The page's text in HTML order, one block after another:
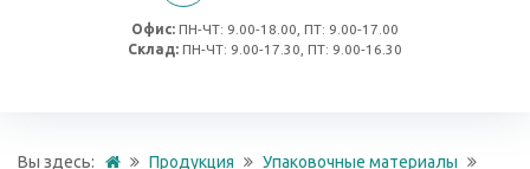
Офис: ПН-ЧТ: 9.00-18.00, ПТ: 9.00-17.00
Cклад: ПН-ЧТ: 9.00-17.30, ПТ: 9.00-16.30
Вы здесь: Продукция
Упаковочные материалы